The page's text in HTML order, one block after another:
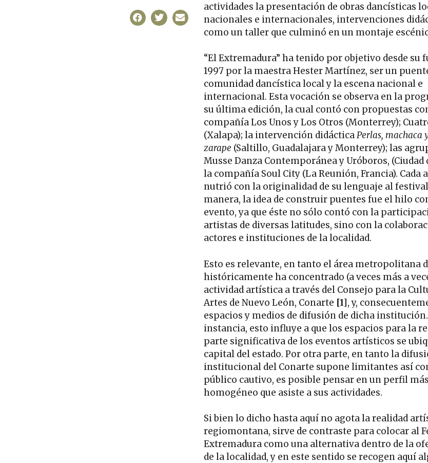
actividades la presentación de obras dancísticas
nacionales e internacionales, intervenciones
como un taller que culminó en un montaje
“El Extremadura” ha tenido por objetivo desde su
1997 por la maestra Hester Martínez, ser un
comunidad dancística local y la escena nacional e
internacional. Esta vocación se observa en la
su última edición, la cual contó con propuestas
compañía Los Unos y Los Otros (Monterrey);
(Xalapa); la intervención didácticaPerlas, machaca
zarape (Saltillo, Guadalajara y Monterrey); las
Musse Danza Contemporánea y Uróboros, (Ciudad
la compañía Soul City (La Reunión, Francia). Cada
nutrió con la originalidad de su lenguaje al
manera, la idea de construir puentes fue el hilo
evento, ya que éste no sólo contó con la
artistas de diversas latitudes, sino con la
actores e instituciones de la localidad.
Esto es relevante, en tanto el área metropolitana
históricamente ha concentrado (a veces más a
actividad artística a través del Consejo para la
Artes de Nuevo León, Conarte [1], y,
espacios y medios de difusión de dicha
instancia, esto influye a que los espacios para la
parte significativa de los eventos artísticos se
capital del estado. Por otra parte, en tanto la
institucional del Conarte supone limitantes así
público cautivo, es posible pensar en un perfil
homogéneo que asiste a sus actividades.
Si bien lo dicho hasta aquí no agota la realidad
regiomontana, sirve de contraste para colocar al
Extremadura como una alternativa dentro de la
de la localidad, y en este sentido se recogen aquí